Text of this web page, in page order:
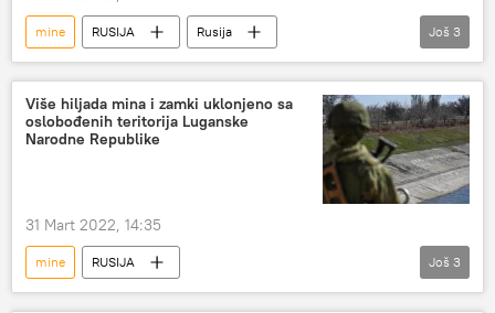
mine RUSIJA
Rusija
Rusija – vojska i naoružanje
Vojska i naoružanje
Specijalna operacija u Ukrajini
Još 3
Više hiljada mina i zamki uklonjeno sa
oslobođenih teritorija Luganske
Narodne Republike
31 Mart 2022, 14:35
mine
RUSIJA
Specijalna operacija u Ukrajini
Rusija
Još 3